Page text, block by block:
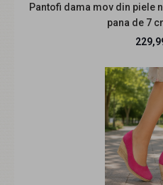
Oferta marimea 38, 40 -
Pantofi dama mov din piele
pana de 7